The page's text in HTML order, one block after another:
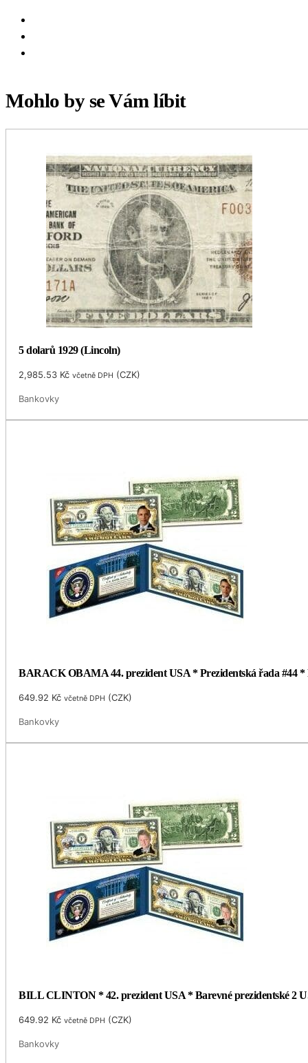
Mohlo by se Vám líbit
5 dolarů 1929 (Lincoln)
2,985.53 Kč včetně DPH (CZK)
Bankovky
BARACK OBAMA 44. prezident USA * Prezidentská řada #44 *
649.92 Kč včetně DPH (CZK)
Bankovky
BILL CLINTON * 42. prezident USA * Barevné prezidentské 2
649.92 Kč včetně DPH (CZK)
Bankovky